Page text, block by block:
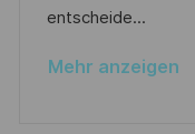
i
entscheide...
Mehr anzeigen